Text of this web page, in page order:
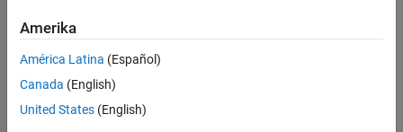
Amerika
América Latina (Español)
Canada (English)
United States (English)